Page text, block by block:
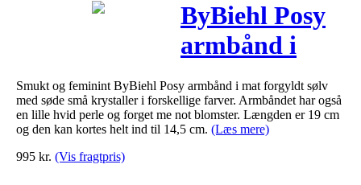
ByBiehl Posy
armbånd i
forgyldt sølv
med krystaller
og perle
Smukt og feminint ByBiehl Posy armbånd i mat forgyldt sølv
med søde små krystaller i forskellige farver. Armbåndet har også
en lille hvid perle og forget me not blomster. Længden er 19 cm
og den kan kortes helt ind til 14,5 cm. (Læs mere)
995 kr. (Vis fragtpris)